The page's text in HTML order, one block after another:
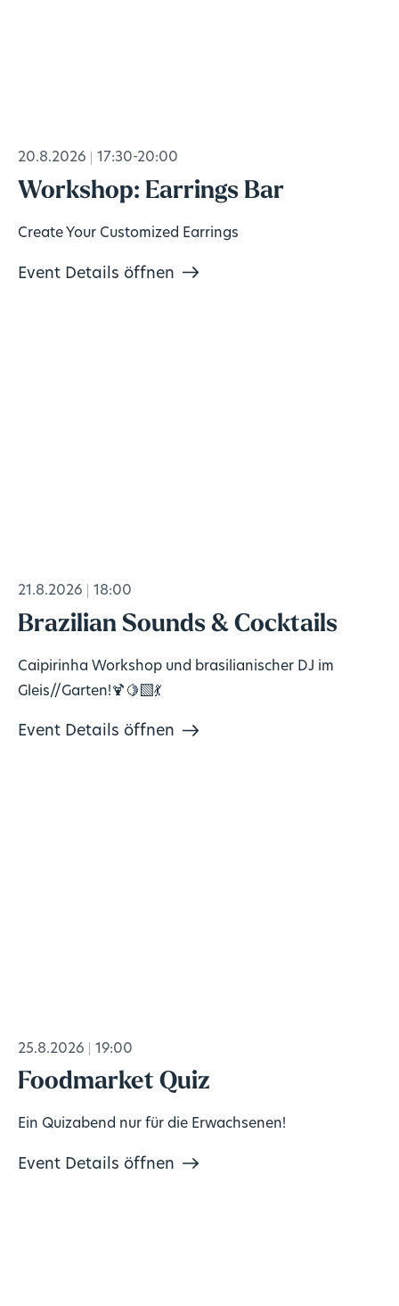
20.8.2026 17:30-20:00
Workshop: Earrings Bar
Create Your Customized Earrings
Event Details öffnen
21.8.2026 18:00
Brazilian Sounds & Cocktails
Caipirinha Workshop und brasilianischer DJ im
Gleis//Garten!🍹🍋‍🟩💃
Event Details öffnen
25.8.2026 19:00
Foodmarket Quiz
Ein Quizabend nur für die Erwachsenen!
Event Details öffnen